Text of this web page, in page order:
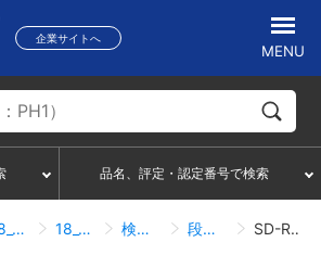
企業サイトへ
MENU
品名、評定・認定番号で検索
18_08_接続・附属品 18_08_01_接続・附属品 検索結果一覧 段違い口径違い接続（中央寄せ） SD-RCLCR45-30